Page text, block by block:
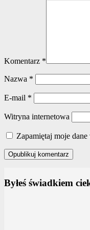
Komentarz *
Nazwa *
E-mail *
Witryna internetowa
Zapamiętaj moje
Byłeś świadkiem